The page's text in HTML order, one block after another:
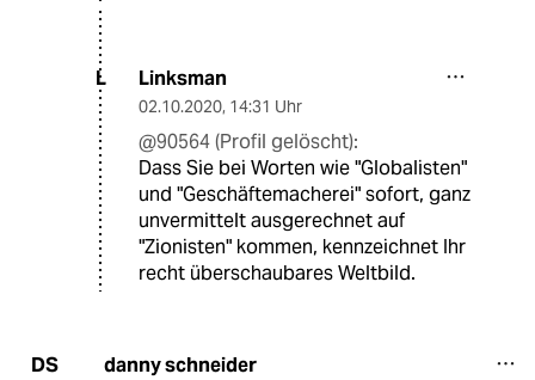
L Linksman
02.10.2020, 14:31 Uhr
@90564 (Profil gelöscht):
Dass Sie bei Worten wie "Globalisten"
und "Geschäftemacherei" sofort, ganz
unvermittelt ausgerechnet auf
"Zionisten" kommen, kennzeichnet Ihr
recht überschaubares Weltbild.
DS danny schneider